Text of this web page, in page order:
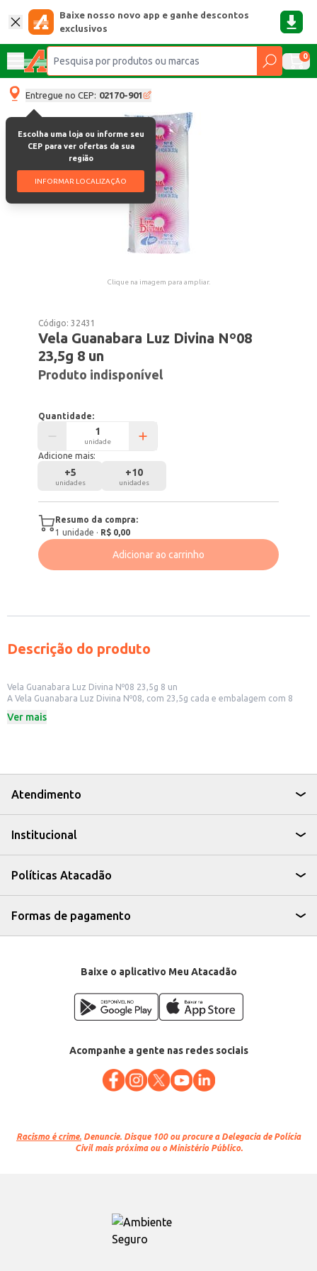
Baixe nosso novo app e ganhe descontos
exclusivos
0
Entregue no CEP: 02170-901
Escolha uma loja ou informe seu
CEP para ver ofertas da sua
região
INFORMAR LOCALIZAÇÃO
Clique na imagem para ampliar.
Código:32431
Vela Guanabara Luz Divina Nº08
23,5g 8 un
Produto indisponível
Quantidade:
unidade
Adicione mais:
+5
unidades
+10
unidades
Resumo da compra:
1 unidade · R$ 0,00
Adicionar ao carrinho
Descrição do produto
Vela Guanabara Luz Divina Nº08 23,5g 8 un
A Vela Guanabara Luz Divina Nº08, com 23,5g cada e embalagem com 8
prolongada. Perfeita para uso em diversos ambientes, a vela oferece uma
Adequada para uso em altares e locais de oração.
A Vela Guanabara Luz Divina é uma opção prática e eficiente para quem
busca uma solução simples e duradoura de iluminação, seja para uso
Ver mais
Atendimento
Institucional
Políticas Atacadão
Formas de pagamento
Baixe o aplicativo Meu Atacadão
Acompanhe a gente nas redes sociais
Racismo é crime. Denuncie. Disque 100 ou procure a Delegacia de Polícia
Civil mais próxima ou o Ministério Público.